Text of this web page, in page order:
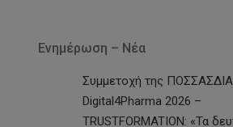
Ενημέρωση – Νέα
Συμμετοχή της
Digital4Pharma 2026 –
TRUSTFORMATION: «Τα